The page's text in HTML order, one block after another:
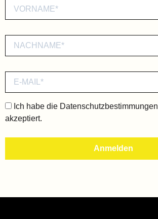
Ich habe die Datenschutzbestimmungen
akzeptiert.